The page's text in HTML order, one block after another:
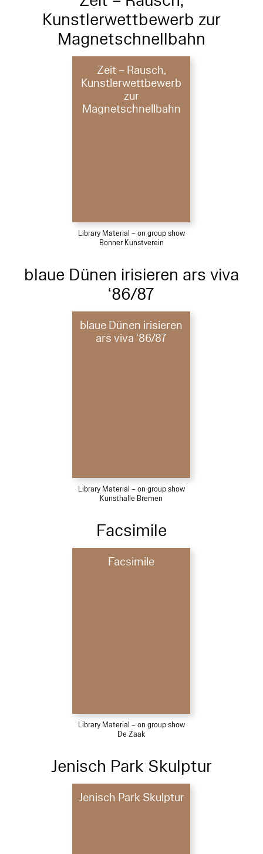
Kunstlerwettbewerb zur
Magnetschnellbahn
Zeit – Rausch,
Kunstlerwettbewerb
zur
Magnetschnellbahn
Library Material – on group show
Bonner Kunstverein
blaue Dünen irisieren ars viva
‘86/87
blaue Dünen irisieren
ars viva ‘86/87
Library Material – on group show
Kunsthalle Bremen
Facsimile
Facsimile
Library Material – on group show
De Zaak
Jenisch Park Skulptur
Jenisch Park Skulptur